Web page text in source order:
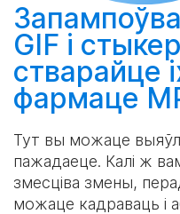
GIF і
стварайце
фармаце
Тут вы можаце
пажадаеце. Калі ж
змесціва змены,
можаце кадраваць і